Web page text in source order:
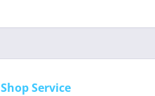
Shop Service